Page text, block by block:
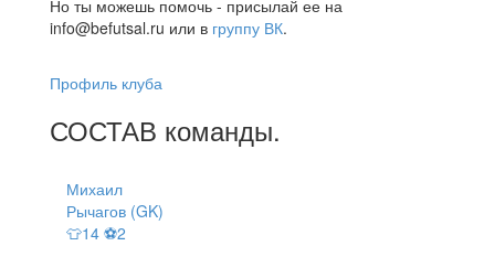
Но ты можешь помочь - присылай ее на
info@befutsal.ru или в группу ВК.
Профиль клуба
СОСТАВ команды.
Михаил
Рычагов (GK)
👕14 ⚽2